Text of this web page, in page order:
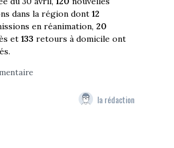
dans la région dont 12
en réanimation, 20
et 133 retours à domicile ont
la rédaction